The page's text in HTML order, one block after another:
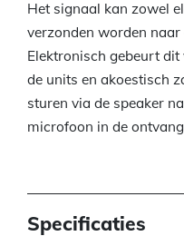
Het signaal kan zowel
verzonden worden naar
Elektronisch gebeurt dit
de units en akoestisch
sturen via de speaker
microfoon in de
Specificaties